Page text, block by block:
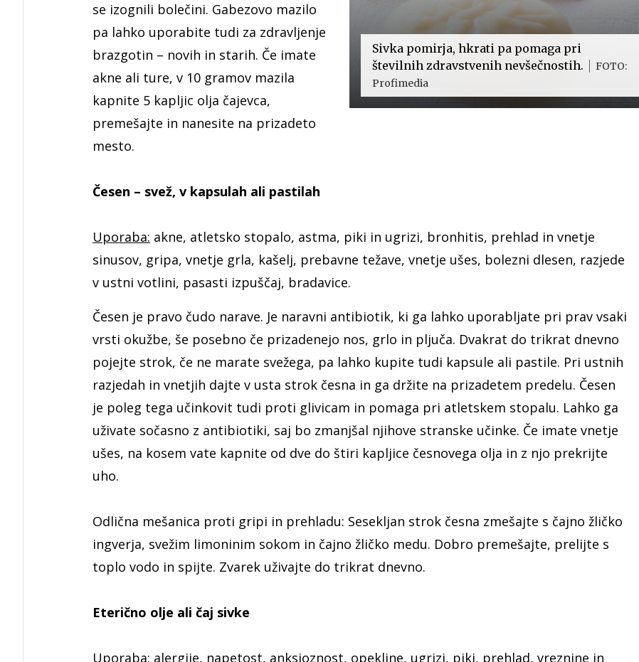
Sivka pomirja, hkrati pa pomaga pri
številnih zdravstvenih nevšečnostih.
FOTO:
Profimedia
se izognili bolečini. Gabezovo mazilo
pa lahko uporabite tudi za zdravljenje
brazgotin – novih in starih. Če imate
akne ali ture, v 10 gramov mazila
kapnite 5 kapljic olja čajevca,
premešajte in nanesite na prizadeto
mesto.
Česen – svež, v kapsulah ali pastilah
Uporaba: akne, atletsko stopalo, astma, piki in ugrizi, bronhitis, prehlad in vnetje
sinusov, gripa, vnetje grla, kašelj, prebavne težave, vnetje ušes, bolezni dlesen, razjede
v ustni votlini, pasasti izpuščaj, bradavice.
Česen je pravo čudo narave. Je naravni antibiotik, ki ga lahko uporabljate pri prav vsaki
vrsti okužbe, še posebno če prizadenejo nos, grlo in pljuča. Dvakrat do trikrat dnevno
pojejte strok, če ne marate svežega, pa lahko kupite tudi kapsule ali pastile. Pri ustnih
razjedah in vnetjih dajte v usta strok česna in ga držite na prizadetem predelu. Česen
je poleg tega učinkovit tudi proti glivicam in pomaga pri atletskem stopalu. Lahko ga
uživate sočasno z antibiotiki, saj bo zmanjšal njihove stranske učinke. Če imate vnetje
ušes, na kosem vate kapnite od dve do štiri kapljice česnovega olja in z njo prekrijte
uho.
Odlična mešanica proti gripi in prehladu: Sesekljan strok česna zmešajte s čajno žličko
ingverja, svežim limoninim sokom in čajno žličko medu. Dobro premešajte, prelijte s
toplo vodo in spijte. Zvarek uživajte do trikrat dnevno.
Eterično olje ali čaj sivke
Uporaba: alergije, napetost, anksioznost, opekline, ugrizi, piki, prehlad, vreznine in